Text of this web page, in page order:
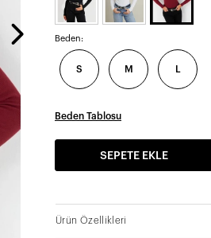
Beden:
S M L
Beden Tablosu
SEPETE EKLE
Ürün Özellikleri